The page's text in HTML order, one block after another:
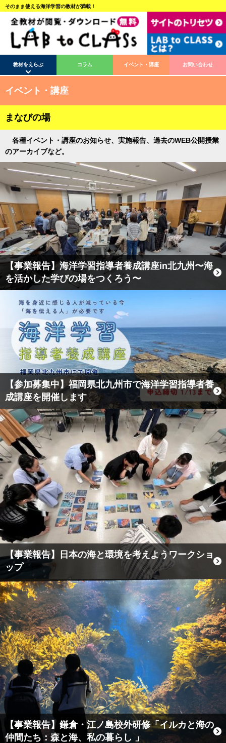
そのまま使える海洋学習の教材が満載！
教材をえらぶ コラム イベント・講座 お問い合わせ
イベント・講座
まなびの場
各種イベント・講座のお知らせ、実施報告、過去のWEB公開授業
のアーカイブなど。
【事業報告】海洋学習指導者養成講座in北九州〜海
を活かした学びの場をつくろう〜
【参加募集中】福岡県北九州市で海洋学習指導者養
成講座を開催します
【事業報告】⽇本の海と環境を考えようワークショ
ップ
【事業報告】鎌倉・江ノ島校外研修「イルカと海の
仲間たち：森と海、私の暮らし 」